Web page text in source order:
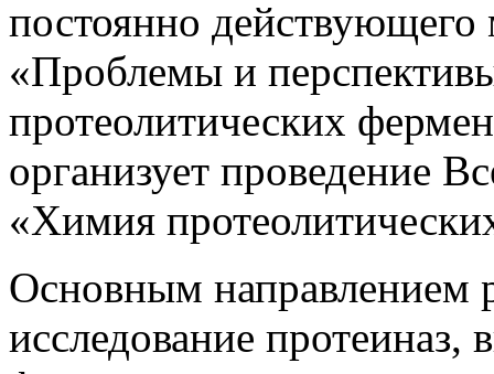
постоянно действующего
«Проблемы и
протеолитических
организует проведение
«Химия
Основным направлением
исследование